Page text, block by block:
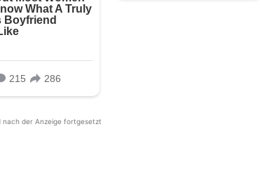
nach der Anzeige fortgesetzt